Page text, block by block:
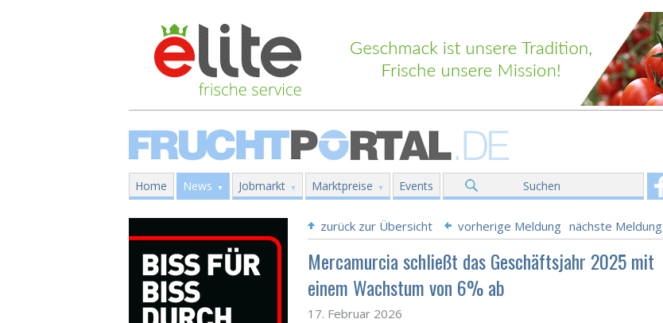
Home News Jobmarkt Marktpreise Events Suchen
zurück zur Übersicht vorherige Meldung nächste Meldung
Mercamurcia schließt das Geschäftsjahr 2025 mit
einem Wachstum von 6% ab
17. Februar 2026